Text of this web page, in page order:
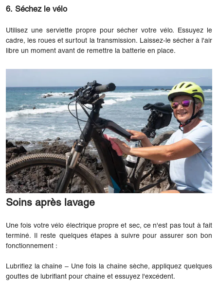
6. Séchez le vélo
Utilisez une serviette propre pour sécher votre vélo. Essuyez le
cadre, les roues et surtout la transmission. Laissez-le sécher à l'air
libre un moment avant de remettre la batterie en place.
Soins après lavage
Une fois votre vélo électrique propre et sec, ce n'est pas tout à fait
terminé. Il reste quelques étapes à suivre pour assurer son bon
fonctionnement :
Lubrifiez la chaîne – Une fois la chaîne sèche, appliquez quelques
gouttes de lubrifiant pour chaîne et essuyez l'excédent.